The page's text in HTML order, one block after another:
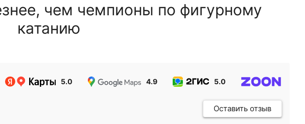
чем чемпионы по фигурному
катанию
5.0 4.9 5.0
Оставить отзыв